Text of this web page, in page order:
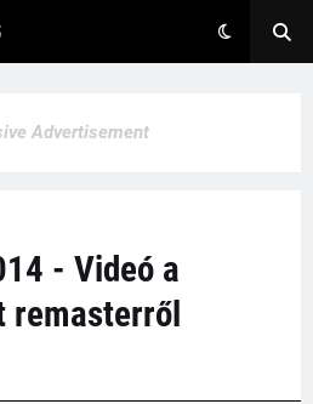
Advertisement
- Videó a
remasterről